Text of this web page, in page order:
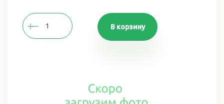
В корзину